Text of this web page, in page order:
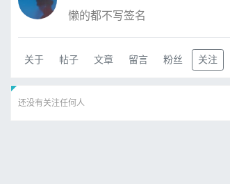
懒的都不写签名
关于 帖子 文章 留言 粉丝 关注
还没有关注任何人